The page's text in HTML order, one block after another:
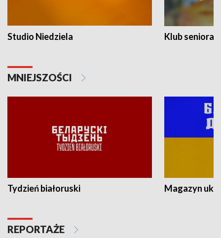
Studio Niedziela Klub seniora
MNIEJSZOŚCI
Tydzień białoruski Magazyn
REPORTAŻE